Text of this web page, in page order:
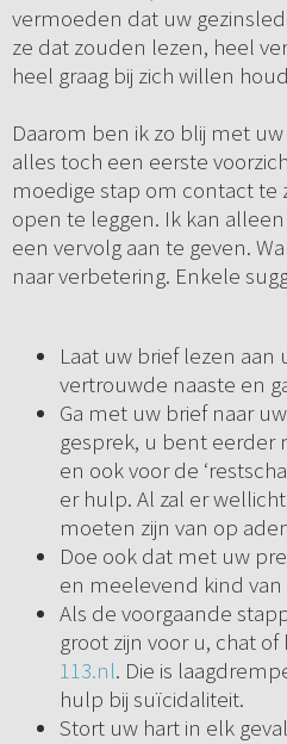
vermoeden dat uw
ze dat zouden lezen, heel
heel graag bij zich willen
Daarom ben ik zo blij met
alles toch een eerste
moedige stap om contact
open te leggen. Ik kan
een vervolg aan te geven.
naar verbetering. Enkele
Laat uw brief lezen
vertrouwde naaste en
Ga met uw brief naar
gesprek, u bent eerder
en ook voor de
er hulp. Al zal er
moeten zijn van op
Doe ook dat met uw
en meelevend kind van
Als de voorgaande
groot zijn voor u, chat
113.nl. Die is
hulp bij suïcidaliteit.
Stort uw hart in elk